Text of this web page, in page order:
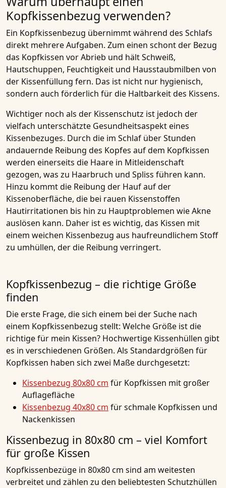
Kopfkissenbezug verwenden?
Ein Kopfkissenbezug übernimmt während des Schlafs
direkt mehrere Aufgaben. Zum einen schont der Bezug
das Kopfkissen vor Abrieb und hält Schweiß,
Hautschuppen, Feuchtigkeit und Hausstaubmilben von
der Kissenfüllung fern. Das ist nicht nur hygienisch,
sondern auch förderlich für die Haltbarkeit des Kissens.
Wichtiger noch als der Kissenschutz ist jedoch der
vielfach unterschätzte Gesundheitsaspekt eines
Kissenbezuges. Durch die im Schlaf über Stunden
andauernde Reibung des Kopfes auf dem Kopfkissen
werden einerseits die Haare in Mitleidenschaft
gezogen, was zu Haarbruch und Spliss führen kann.
Hinzu kommt die Reibung der Hauf auf der
Kissenoberfläche, die bei rauen Kissenstoffen
Hautirritationen bis hin zu Hauptproblemen wie Akne
auslösen kann. Daher ist es wichtig, das Kissen mit
einem weichen Kissenbezug aus haufreundlichem Stoff
zu umhüllen, der die Reibung verringert.
Kopfkissenbezug – die richtige Größe
finden
Die erste Frage, die sich einem bei der Suche nach
einem Kopfkissenbezug stellt: Welche Größe ist die
richtige für mein Kissen? Hochwertige Kissenhüllen gibt
es in verschiedenen Größen. Als Standardgrößen für
Kopfkissen haben sich zwei Maße durchgesetzt:
Kissenbezug 80x80 cm für Kopfkissen mit großer
Auflagefläche
Kissenbezug 40x80 cm für schmale Kopfkissen und
Nackenkissen
Kissenbezug in 80x80 cm – viel Komfort
für große Kissen
Kopfkissenbezüge in 80x80 cm sind am weitesten
verbreitet und zählen zu den beliebtesten Schutzhüllen